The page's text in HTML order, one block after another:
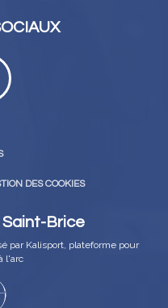
DES COOKIES
Saint-Brice
par Kalisport, plateforme pour
l'arc